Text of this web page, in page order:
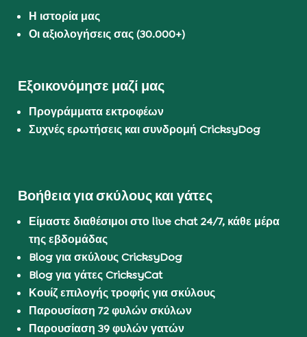
Η ιστορία μας
Οι αξιολογήσεις σας (30.000+)
Εξοικονόμησε μαζί μας
Προγράμματα εκτροφέων
Συχνές ερωτήσεις και συνδρομή CricksyDog
Βοήθεια για σκύλους και γάτες
Είμαστε διαθέσιμοι στο live chat 24/7, κάθε μέρα
της εβδομάδας
Blog για σκύλους CricksyDog
Blog για γάτες CricksyCat
Κουίζ επιλογής τροφής για σκύλους
Παρουσίαση 72 φυλών σκύλων
Παρουσίαση 39 φυλών γατών